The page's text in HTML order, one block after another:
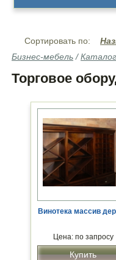
Сортировать по:
Бизнес-мебель /Каталог
Торговое
Винотека массив
Цена: по запросу
Купить